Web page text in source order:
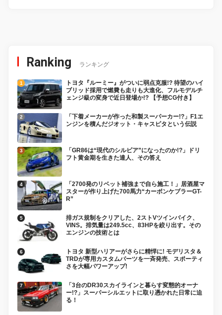
Ranking ランキング
トヨタ『ルーミー』がついに弱点克服!? 待望のハイ
ブリッド採用で燃費も走りも大進化、フルモデルチ
ェンジ級の変身で近日登場か!? 【予想CG付き】
「下着メーカーが作った和製スーパーカー!?」F1エ
ンジンを積んだジオット・キャスピタという伝説
「GR86は“現代のシルビア”になったのか!?」ドリ
フト黄金期を生きた達人、その答え
「2700発のリベット補強まで自ら施工！」居酒屋マ
スターが作り上げた700馬力“カーボンケブラーGT-
R”
排ガス規制をクリアした、2ストVツインバイク、
VINS。排気量は249.5cc、83HPを絞り出す。その
エンジンの技術とは
トヨタ 新型ハリアーがさらに精悍に! モデリスタ＆
TRDが専用カスタムパーツを一斉発売、スポーティ
さを大幅パワーアップ!
「3台のDR30スカイラインと暮らす変態的オーナ
ー!?」スーパーシルエットに取り憑かれた日常に迫
る！